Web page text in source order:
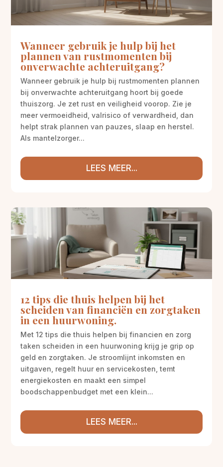
Wanneer gebruik je hulp bij het
plannen van rustmomenten bij
onverwachte achteruitgang?
Wanneer gebruik je hulp bij rustmomenten plannen
bij onverwachte achteruitgang hoort bij goede
thuiszorg. Je zet rust en veiligheid voorop. Zie je
meer vermoeidheid, valrisico of verwardheid, dan
helpt strak plannen van pauzes, slaap en herstel.
Als mantelzorger...
LEES MEER...
12 tips die thuis helpen bij het
scheiden van financiën en zorgtaken
in een huurwoning.
Met 12 tips die thuis helpen bij financien en zorg
taken scheiden in een huurwoning krijg je grip op
geld en zorgtaken. Je stroomlijnt inkomsten en
uitgaven, regelt huur en servicekosten, temt
energiekosten en maakt een simpel
boodschappenbudget met een klein...
LEES MEER...